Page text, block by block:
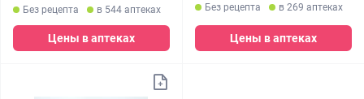
Без рецепта в 544 аптеках
Цены в аптеках
Без рецепта в 269 аптеках
Цены в аптеках